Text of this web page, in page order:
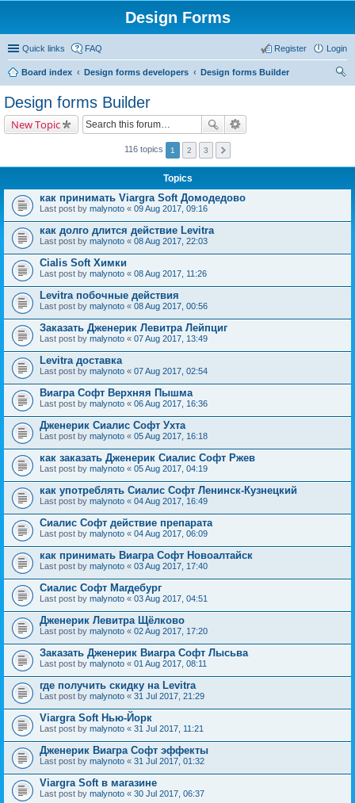
Design Forms
Quick links FAQ Login
Register
Board index Design forms developers
Design forms Builder
Design forms Builder
New Topic
116 topics 1 2 3
Topics
как принимать Viargra Soft Домодедово
Last post by malynoto « 09 Aug 2017, 09:16
как долго длится действие Levitra
Last post by malynoto « 08 Aug 2017, 22:03
Cialis Soft Химки
Last post by malynoto « 08 Aug 2017, 11:26
Levitra побочные действия
Last post by malynoto « 08 Aug 2017, 00:56
Заказать Дженерик Левитра Лейпциг
Last post by malynoto « 07 Aug 2017, 13:49
Levitra доставка
Last post by malynoto « 07 Aug 2017, 02:54
Виагра Софт Верхняя Пышма
Last post by malynoto « 06 Aug 2017, 16:36
Дженерик Сиалис Софт Ухта
Last post by malynoto « 05 Aug 2017, 16:18
как заказать Дженерик Сиалис Софт Ржев
Last post by malynoto « 05 Aug 2017, 04:19
как употреблять Сиалис Софт Ленинск-Кузнецкий
Last post by malynoto « 04 Aug 2017, 16:49
Сиалис Софт действие препарата
Last post by malynoto « 04 Aug 2017, 06:09
как принимать Виагра Софт Новоалтайск
Last post by malynoto « 03 Aug 2017, 17:40
Сиалис Софт Магдебург
Last post by malynoto « 03 Aug 2017, 04:51
Дженерик Левитра Щёлково
Last post by malynoto « 02 Aug 2017, 17:20
Заказать Дженерик Виагра Софт Лысьва
Last post by malynoto « 01 Aug 2017, 08:11
где получить скидку на Levitra
Last post by malynoto « 31 Jul 2017, 21:29
Viargra Soft Нью-Йорк
Last post by malynoto « 31 Jul 2017, 11:21
Дженерик Виагра Софт эффекты
Last post by malynoto « 31 Jul 2017, 01:32
Viargra Soft в магазине
Last post by malynoto « 30 Jul 2017, 06:37